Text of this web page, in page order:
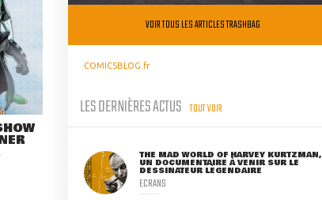
VOIR TOUS LES ARTICLES TRASHBAG
COMICSBLOG.fr
LES DERNIÈRES ACTUS TOUT VOIR
THE MAD WORLD OF HARVEY KURTZMAN,
UN DOCUMENTAIRE À VENIR SUR LE
DESSINATEUR LÉGENDAIRE
ECRANS